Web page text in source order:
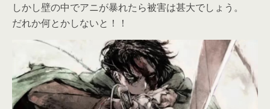
しかし壁の中でアニが暴れたら被害は甚大でしょう。
だれか何とかしないと！！